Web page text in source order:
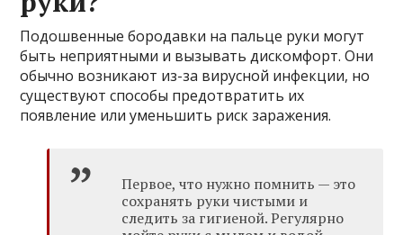
Подошвенные бородавки на пальце руки могут
быть неприятными и вызывать дискомфорт. Они
обычно возникают из-за вирусной инфекции, но
существуют способы предотвратить их
появление или уменьшить риск заражения.
Первое, что нужно помнить — это
сохранять руки чистыми и
следить за гигиеной. Регулярно